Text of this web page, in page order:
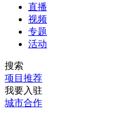
直播
视频
专题
活动
搜索
项目推荐
我要入驻
城市合作